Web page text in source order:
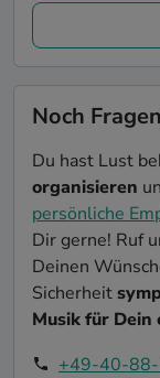
Noch
Du hast Lust
organisieren
persönliche
Dir gerne! Ruf
Deinen
Sicherheit
Musik für Dein
+49-40-